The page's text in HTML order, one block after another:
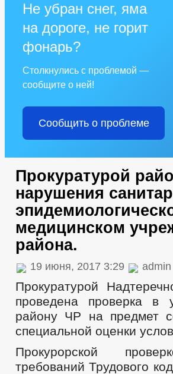
Не убран снег, яма
на дороге, не горит
фонарь?
Столкнулись с проблемой —
сообщите о ней!
Сообщить о проблеме
Прокуратурой
нарушения
медицинском
района.
19 июня, 2017 3:29 admin
Прокуратурой
проведена проверка в
району ЧР на предмет
специальной оценки
Прокурорской
требований Трудового